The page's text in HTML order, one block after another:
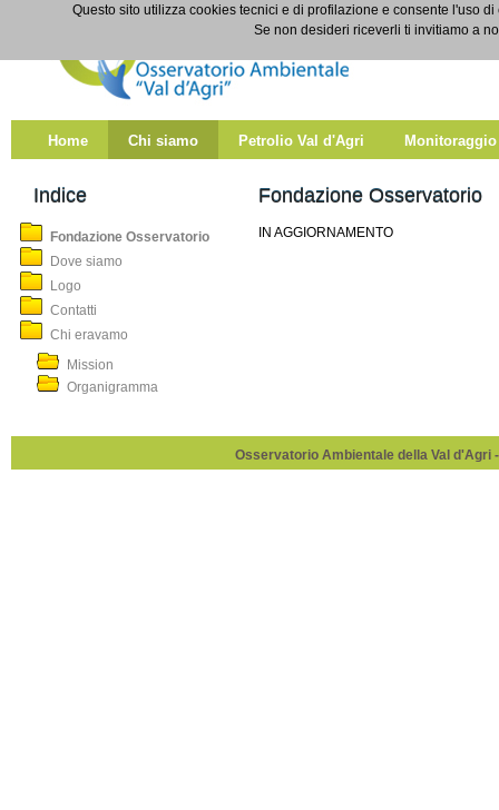
Salta al contenuto
Fondazione Osservatorio
Home Chi siamo Petrolio Val d'Agri Monitoraggio
Indice
Fondazione Osservatorio
Dove siamo
Logo
Contatti
Chi eravamo
Mission
Organigramma
Fondazione Osservatorio
IN AGGIORNAMENTO
Osservatorio Ambientale della Val d'Agri
Questo sito utilizza cookies tecnici e di profilazione e consente l'uso
Se non desideri riceverli ti invitiamo a